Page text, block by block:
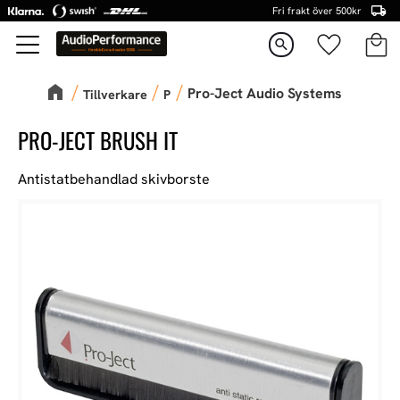
Meny
Fri frakt över 500kr
search Favoriter
Tillverkare P Pro-Ject Audio Systems
PRO-JECT BRUSH IT
Antistatbehandlad skivborste